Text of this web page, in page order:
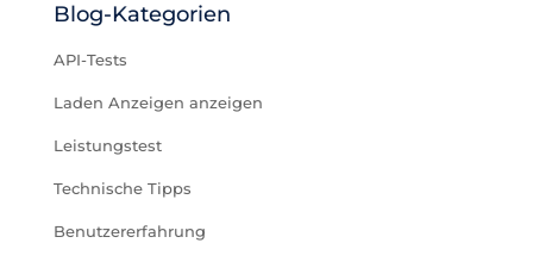
Blog-Kategorien
API-Tests
Laden Anzeigen anzeigen
Leistungstest
Technische Tipps
Benutzererfahrung